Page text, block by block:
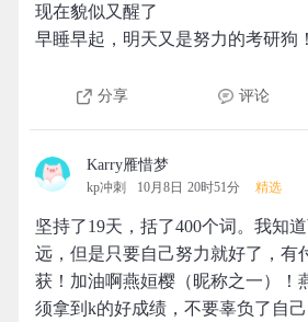
现在貌似又醒了
早睡早起，明天又是努力的考研狗！
分享 评论
Karry雁惜梦
kp冲刺 10月8日 20时51分 精选
坚持了19天，括了400个词。我知
远，但是只要自己努力就好了，有
获！加油啊燕姮樱（昵称之一）！
须拿到k的好成绩，不要辜负了自己